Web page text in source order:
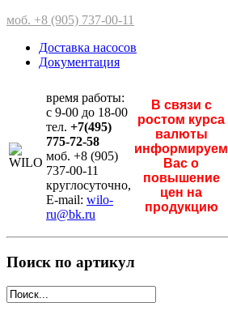
моб. +8 (905) 737-00-11
Доставка насосов
Документация
время работы:
с 9-00 до 18-00
тел. +7(495)
775-72-58
моб. +8 (905)
737-00-11
круглосуточно,
E-mail: wilo-
ru@bk.ru
В связи с
ростом курса
валюты
информируем
Вас о
повышение
цен на
продукцию
Поиск по артикул